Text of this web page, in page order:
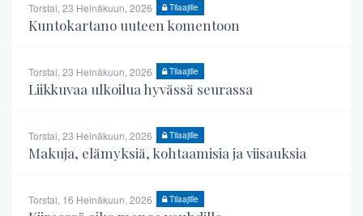
Torstai, 23 Heinäkuun, 2026 Tilaajille
Kuntokartano uuteen komentoon
Torstai, 23 Heinäkuun, 2026 Tilaajille
Liikkuvaa ulkoilua hyvässä seurassa
Torstai, 23 Heinäkuun, 2026 Tilaajille
Makuja, elämyksiä, kohtaamisia ja viisauksia
Torstai, 16 Heinäkuun, 2026 Tilaajille